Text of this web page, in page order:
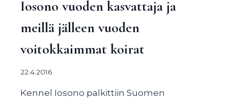
Iosono vuoden kasvattaja ja
meillä jälleen vuoden
voitokkaimmat koirat
22.4.2016
Kennel Iosono palkittiin Suomen